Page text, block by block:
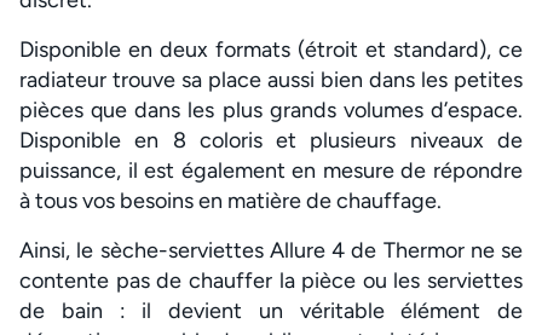
Disponible en deux formats (étroit et standard), ce
radiateur trouve sa place aussi bien dans les petites
pièces que dans les plus grands volumes d’espace.
Disponible en 8 coloris et plusieurs niveaux de
puissance, il est également en mesure de répondre
à tous vos besoins en matière de chauffage.
Ainsi, le sèche-serviettes Allure 4 de Thermor ne se
contente pas de chauffer la pièce ou les serviettes
de bain : il devient un véritable élément de